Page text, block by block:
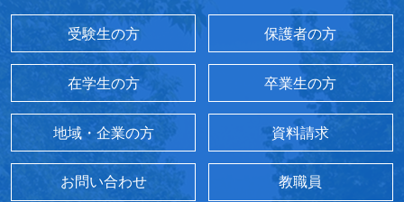
受験生の方 保護者の方
在学生の方 卒業生の方
地域・企業の方 資料請求
お問い合わせ 教職員